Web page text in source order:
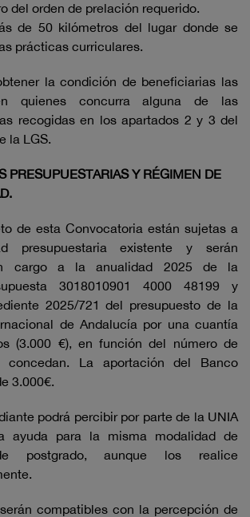
del orden de prelación requerido.
de 50 kilómetros del lugar donde se
prácticas curriculares.
la condición de beneficiarias las
quienes concurra alguna de las
recogidas en los apartados 2 y 3 del
la LGS.
PRESUPUESTARIAS Y RÉGIMEN DE
de esta Convocatoria están sujetas a
presupuestaria existente y serán
cargo a la anualidad 2025 de la
3018010901 4000 48199 y
2025/721 del presupuesto de la
de Andalucía por una cuantía
(3.000 €), en función del número de
concedan. La aportación del Banco
3.000€.
podrá percibir por parte de la UNIA
ayuda para la misma modalidad de
postgrado, aunque los realice
compatibles con la percepción de